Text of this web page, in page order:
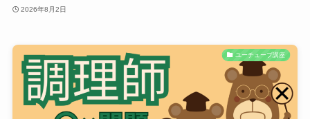
2026年8月2日
ユーチューブ講座